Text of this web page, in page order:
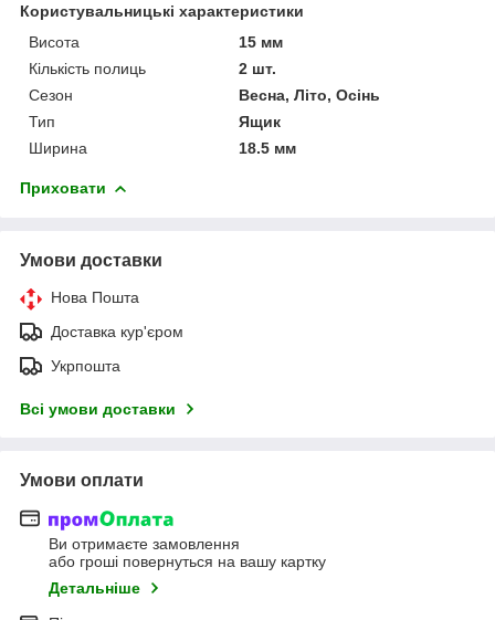
Користувальницькі характеристики
Висота
15 мм
Кількість полиць
2 шт.
Сезон
Весна, Літо, Осінь
Тип
Ящик
Ширина
18.5 мм
Приховати
Умови доставки
Нова Пошта
Доставка кур'єром
Укрпошта
Всі умови доставки
Умови оплати
Ви отримаєте замовлення
або гроші повернуться на вашу картку
Детальніше